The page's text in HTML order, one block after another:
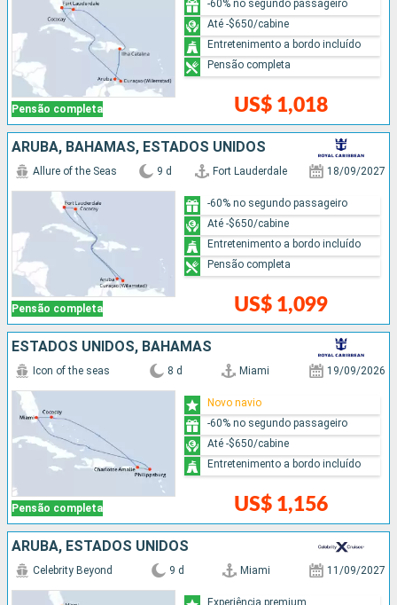
Pensão completa US$ 1,018
-60% no segundo passageiro
Até -$650/cabine
Entretenimento a bordo incluído
Pensão completa
ARUBA, BAHAMAS, ESTADOS UNIDOS
Pensão completa
Allure of the Seas 9 d Fort Lauderdale 18/09/2027
US$ 1,099
-60% no segundo passageiro
Até -$650/cabine
Entretenimento a bordo incluído
Pensão completa
ESTADOS UNIDOS, BAHAMAS
Pensão completa
Icon of the seas 8 d Miami 19/09/2026
US$ 1,156
Novo navio
-60% no segundo passageiro
Até -$650/cabine
Entretenimento a bordo incluído
ARUBA, ESTADOS UNIDOS
Celebrity Beyond 9 d Miami 11/09/2027
Experiência premium